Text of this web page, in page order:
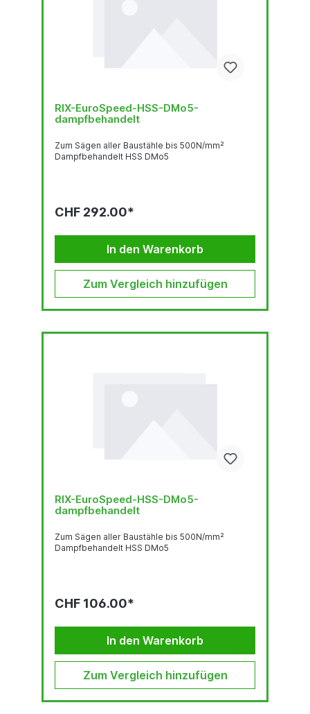
RIX-EuroSpeed-HSS-DMo5-
dampfbehandelt
Zum Sägen aller Baustähle bis 500N/mm²
Dampfbehandelt HSS DMo5
CHF 292.00*
In den Warenkorb
Zum Vergleich hinzufügen
RIX-EuroSpeed-HSS-DMo5-
dampfbehandelt
Zum Sägen aller Baustähle bis 500N/mm²
Dampfbehandelt HSS DMo5
CHF 106.00*
In den Warenkorb
Zum Vergleich hinzufügen